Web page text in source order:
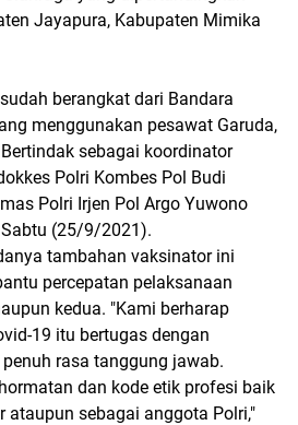
Jayapura, Kabupaten Mimika
berangkat dari Bandara
menggunakan pesawat Garuda,
sebagai koordinator
Polri Kombes Pol Budi
Polri Irjen Pol Argo Yuwono
(25/9/2021).
tambahan vaksinator ini
percepatan pelaksanaan
kedua. "Kami berharap
19 itu bertugas dengan
rasa tanggung jawab.
dan kode etik profesi baik
ataupun sebagai anggota Polri,"